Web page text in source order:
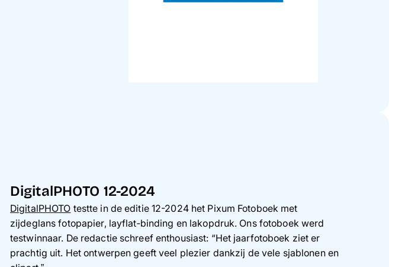
DigitalPHOTO 12-2024
DigitalPHOTO testte in de editie 12-2024 het Pixum Fotoboek met
zijdeglans fotopapier, layflat‑binding en lakopdruk. Ons fotoboek werd
testwinnaar. De redactie schreef enthousiast: “Het jaarfotoboek ziet er
prachtig uit. Het ontwerpen geeft veel plezier dankzij de vele sjablonen en